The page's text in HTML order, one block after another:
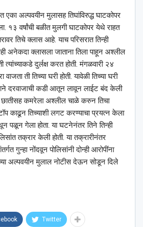
एका अल्पवयीन मुलासह तिघांविरुद्ध घाटकोपर
१३ वर्षांची बळीत मुलगी घाटकोपर येथे राहत
तिचे क्लास आहे. याच परिसरात तिन्ही
अनेकदा क्लासला जाताना तिला पाहून अश्‍लील
दुर्लक्ष करत होती. मंगळवारी २४
ती तिच्या घरी होती. यावेळी तिच्या घरी
दरवाजाची कडी आतून लावून लाईट बंद केली
छातीसह कमरेला अश्‍लील चाळे करुन तिचा
काढून तिच्याशी लगट करण्याचा प्रयत्न केला
पळून गेला होता. या घटनेनंतर तिने तिन्ही
तक्रार केली होती. या तक्रारीनंतर
गुन्हा नोंदवून पोलिसांनी दोन्ही आरोपींना
अल्पवयीन मुलाल नोटीस देऊन सोडून दिले
Twitter